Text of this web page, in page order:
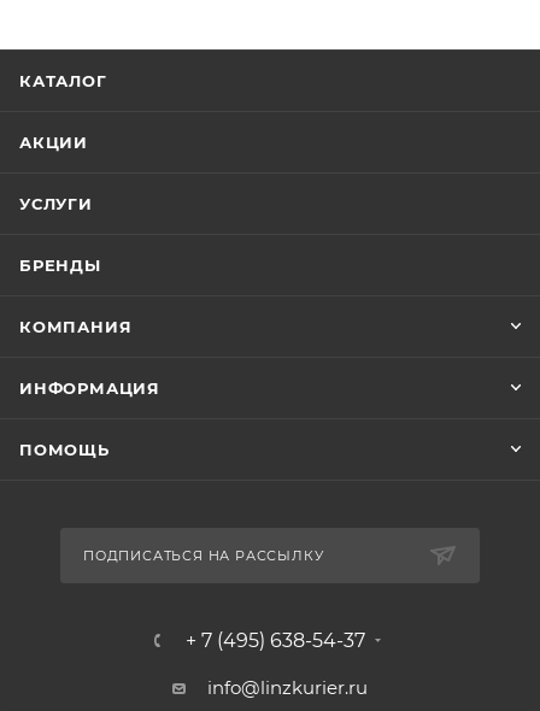
КАТАЛОГ
АКЦИИ
УСЛУГИ
БРЕНДЫ
КОМПАНИЯ
ИНФОРМАЦИЯ
ПОМОЩЬ
ПОДПИСАТЬСЯ НА РАССЫЛКУ
+ 7 (495) 638-54-37
info@linzkurier.ru